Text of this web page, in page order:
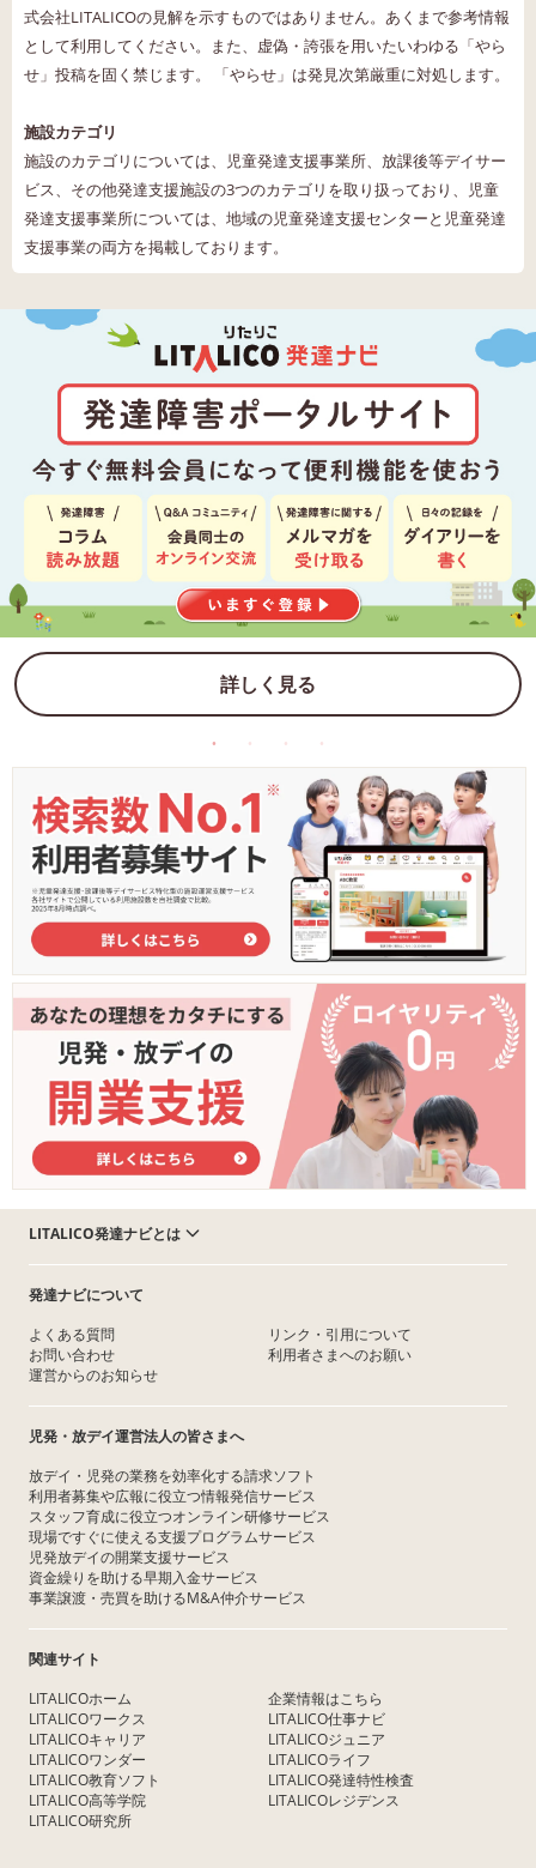
式会社LITALICOの見解を示すものではありません。あくまで参考情報
として利用してください。また、虚偽・誇張を用いたいわゆる「やら
せ」投稿を固く禁じます。 「やらせ」は発見次第厳重に対処します。
施設カテゴリ
施設のカテゴリについては、児童発達支援事業所、放課後等デイサー
ビス、その他発達支援施設の3つのカテゴリを取り扱っており、児童
発達支援事業所については、地域の児童発達支援センターと児童発達
支援事業の両方を掲載しております。
詳しく見る
LITALICO発達ナビとは
発達ナビについて
よくある質問
お問い合わせ
運営からのお知らせ
リンク・引用について
利用者さまへのお願い
児発・放デイ運営法人の皆さまへ
放デイ・児発の業務を効率化する請求ソフト
利用者募集や広報に役立つ情報発信サービス
スタッフ育成に役立つオンライン研修サービス
現場ですぐに使える支援プログラムサービス
児発放デイの開業支援サービス
資金繰りを助ける早期入金サービス
事業譲渡・売買を助けるM&A仲介サービス
関連サイト
LITALICOホーム
LITALICOワークス
LITALICOキャリア
LITALICOワンダー
LITALICO教育ソフト
LITALICO高等学院
LITALICO研究所
企業情報はこちら
LITALICO仕事ナビ
LITALICOジュニア
LITALICOライフ
LITALICO発達特性検査
LITALICOレジデンス